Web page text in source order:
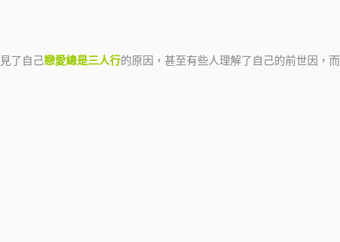
了自己戀愛總是三人行的原因，甚至有些人理解了自己的前世因，而